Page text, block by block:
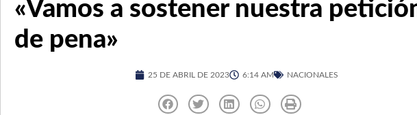
«Vamos a sostener nuestra
de pena»
25 DE ABRIL DE 2023 6:14 AM NACIONALES